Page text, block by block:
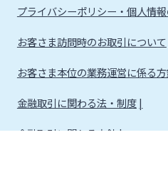
プライバシーポリシー・個人情
お客さま訪問時のお取引について
お客さま本位の業務運営に係る
金融取引に関わる法・制度
金融取引に関わる方針